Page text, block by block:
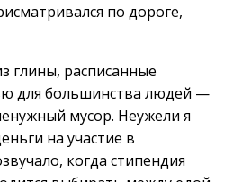
по дороге,
глины, расписанные
для большинства людей —
мусор. Неужели я
на участие в
когда стипендия